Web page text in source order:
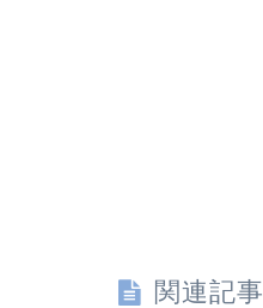
関連記事